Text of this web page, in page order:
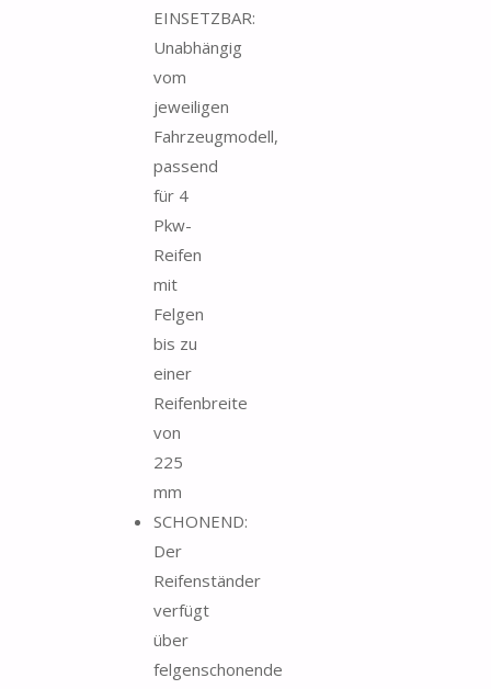
EINSETZBAR:
Unabhängig
vom
jeweiligen
Fahrzeugmodell,
passend
für 4
Pkw-
Reifen
mit
Felgen
bis zu
einer
Reifenbreite
von
225
mm
SCHONEND:
Der
Reifenständer
verfügt
über
felgenschonende